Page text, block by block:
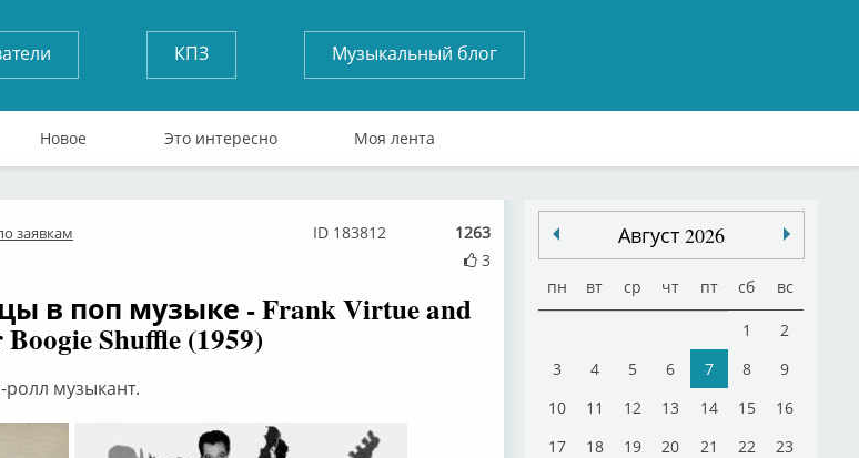
КПЗ Музыкальный блог
Новое Это интересно Моя лента
заявкам
1263
3
ID 183812
в поп музыке - Frank Virtue and
Shuffle (1959)
музыкант.
Август 2026
пн вт ср чт пт сб вс
1
2
3
4 5 6 7 8
9
10
11 12 13 14 15
16
17
18 19 20 21 22
23